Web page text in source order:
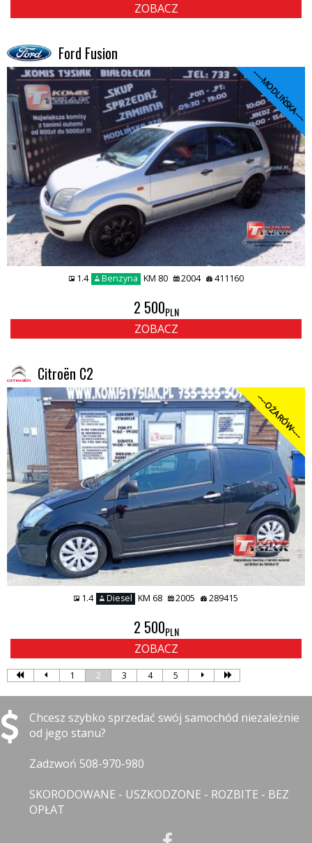
ZOBACZ
Ford Fusion
----MODLIŃSKA----
1.4 Benzyna KM 80 2004 411160
2 500PLN
ZOBACZ
Citroën C2
----OŻARÓW----
1.4 Diesel KM 68 2005 289415
2 500PLN
ZOBACZ
1 2 3 4 5
Chcesz szybko sprzedać swój samochód niezależnie
od jego stanu?
Zadzwoń 508-970-980
SKORODOWANE - USZKODZONE - ROZBITE - BEZ
OPŁAT